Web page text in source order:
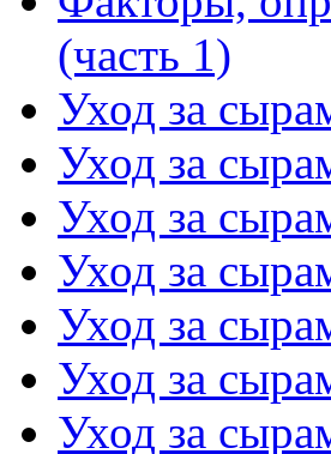
(часть 1)
Уход за
Уход за
Уход за
Уход за
Уход за
Уход за
Уход за